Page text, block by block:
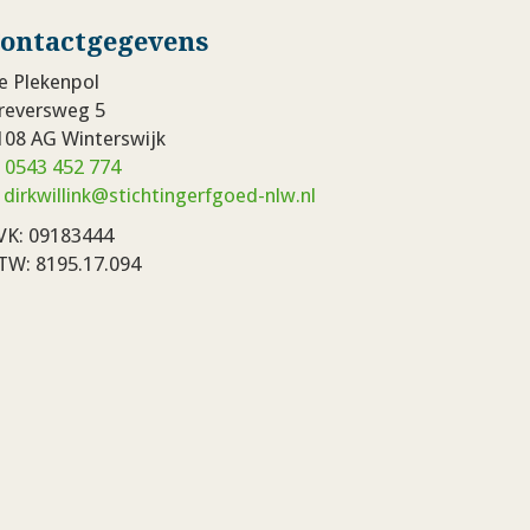
Plekenpol
5
AG Winterswijk
0543 452 774
dirkwillink@stichtingerfgoed-nlw.nl
09183444
8195.17.094